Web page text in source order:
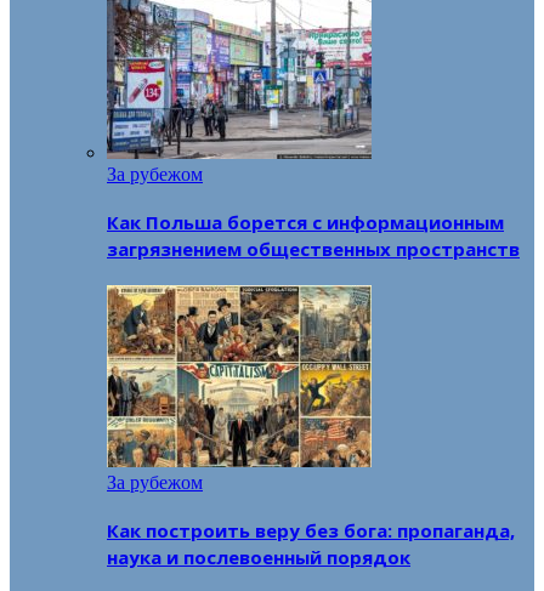
За рубежом
Как Польша борется с информационным
загрязнением общественных пространств
За рубежом
Как построить веру без бога: пропаганда,
наука и послевоенный порядок